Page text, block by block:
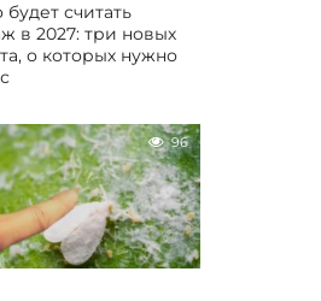
будет считать
в 2027: три новых
о которых нужно
96